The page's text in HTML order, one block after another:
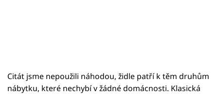
Citát jsme nepoužili náhodou, židle patří k těm druhům
nábytku, které nechybí v žádné domácnosti. Klasická